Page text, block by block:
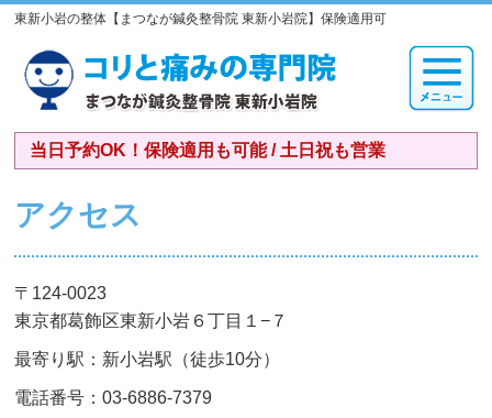
東新小岩の整体【まつなが鍼灸整骨院 東新小岩院】保険適用可
当日予約OK！保険適用も可能 / 土日祝も営業
アクセス
〒124-0023
東京都葛飾区東新小岩６丁目１−７
最寄り駅：新小岩駅（徒歩10分）
電話番号：03-6886-7379